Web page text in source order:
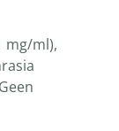
mg/ml),